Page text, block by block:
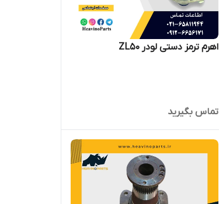
اهرم ترمز دستی لودر ZL50
تماس بگیرید